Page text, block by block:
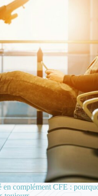
en complément CFE :